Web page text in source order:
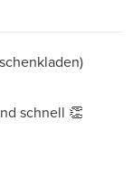
schnell 👏